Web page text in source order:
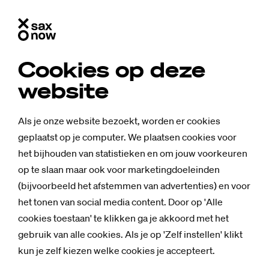
Cookies op deze
website
Als je onze website bezoekt, worden er cookies
geplaatst op je computer. We plaatsen cookies voor
het bijhouden van statistieken en om jouw voorkeuren
op te slaan maar ook voor marketingdoeleinden
(bijvoorbeeld het afstemmen van advertenties) en voor
het tonen van social media content. Door op 'Alle
cookies toestaan' te klikken ga je akkoord met het
gebruik van alle cookies. Als je op 'Zelf instellen' klikt
kun je zelf kiezen welke cookies je accepteert.
Nieuws